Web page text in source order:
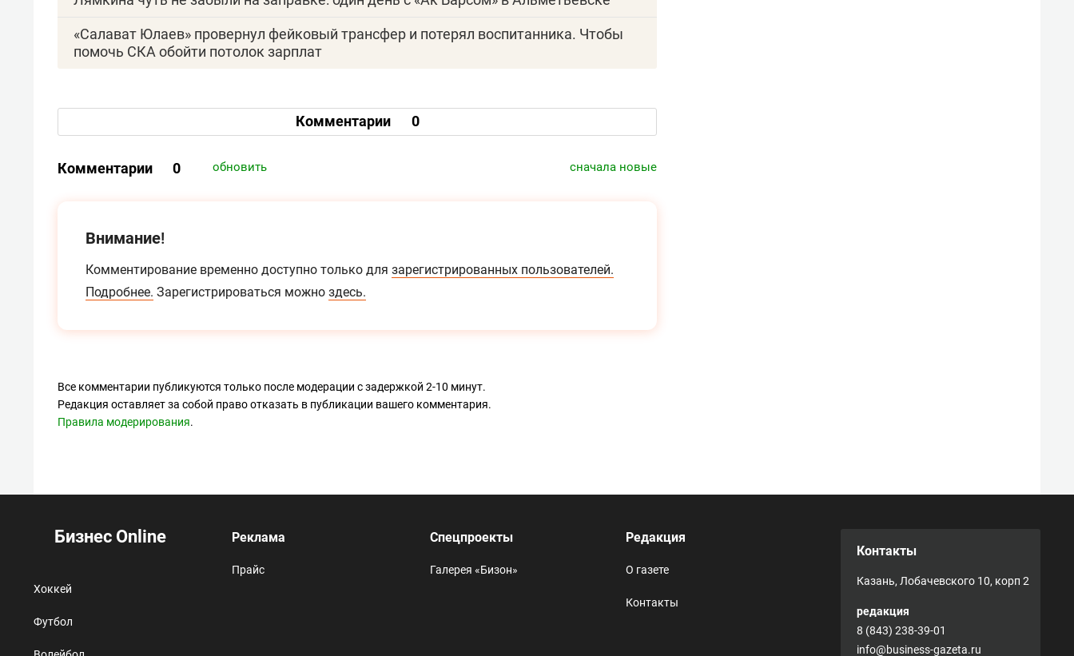
«Салават Юлаев» провернул фейковый трансфер и потерял воспитанника. Чтобы
помочь СКА обойти потолок зарплат
Комментарии 0
Комментарии 0 обновить сначала новые
Внимание!
Комментирование временно доступно только для зарегистрированных пользователей.
Подробнее. Зарегистрироваться можно здесь.
Все комментарии публикуются только после модерации с задержкой 2-10 минут.
Редакция оставляет за собой право отказать в публикации вашего комментария.
Правила модерирования.
Бизнес Online
Хоккей
Футбол
Реклама
Прайс
Спецпроекты
Галерея «Бизон»
Редакция
О газете
Контакты
Контакты
Казань, Лобачевского 10, корп 2
редакция
8 (843) 238-39-01
info@business-gazeta.ru